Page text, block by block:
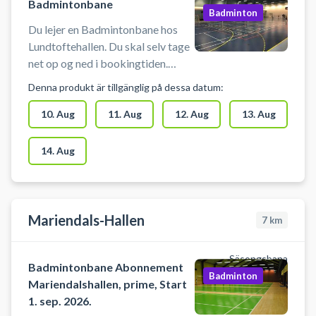
Badmintonbane
Du lejer en Badmintonbane hos
Lundtoftehallen. Du skal selv tage
net op og ned i bookingtiden.
Der skal benyttes indendørssko,
som ikke sætter mærker. Der er
mulighed f
Badminton
Denna produkt är tillgänglig på dessa datum:
10. Aug 11. Aug 12. Aug 13. Aug
14. Aug
Mariendals-Hallen 7 km
Säsongsbana
Badmintonbane Abonnement
Mariendalshallen, prime, Start
1. sep. 2026.
Badminton